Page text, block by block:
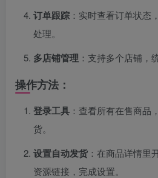
订单跟踪 ：实时查看订单状态
处理。
多店铺管理 ：支持多个店铺，
操作方法：
登录工具 ：查看所有在售商品
货。
设置自动发货 ：在商品详情里
资源链接，完成设置。